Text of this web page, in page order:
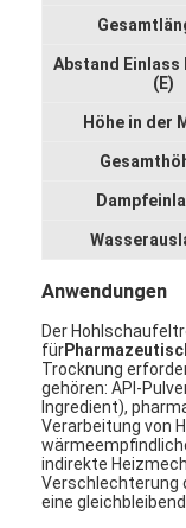
Nachrichten
Zentrifugaler
Vibrierender
Mikrowellen-
Druck-
Heißluft Oven
Abstand Einlass
(E)
Höhe in der
Anwendungen
Der
für
Trocknung
gehören: API-
Ingredient),
Verarbeitung von
indirekte
Verschlechterung
eine